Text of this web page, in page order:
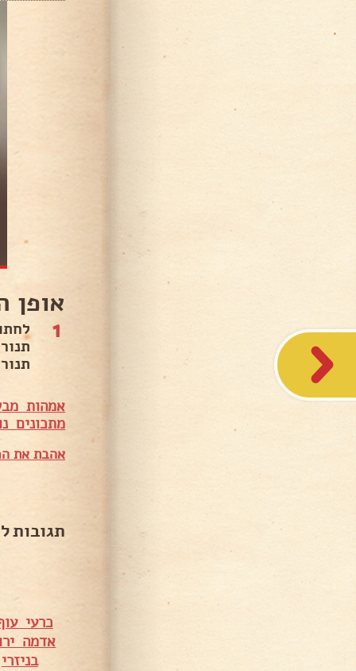
אופן
1
תנור על 200
אמהות
מתכונים
אהבת את
תגובות
כרעי
אדמה
בניזרי